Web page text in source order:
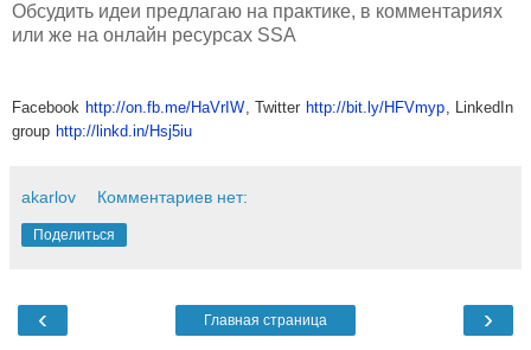
Обсудить идеи предлагаю на практике, в комментариях
или же на онлайн ресурсах SSA
Facebook http://on.fb.me/HaVrIW, Twitter http://bit.ly/HFVmyp, LinkedIn
group http://linkd.in/Hsj5iu
akarlov Комментариев нет:
Поделиться
‹ ›
Главная страница